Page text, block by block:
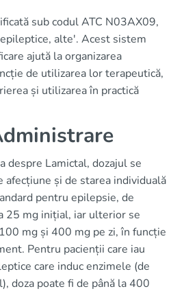
sub codul ATC N03AX09,
alte'. Acest sistem
ajută la organizarea
de utilizarea lor terapeutică,
și utilizarea în practică
despre Lamictal, dozajul se
afecțiune și de starea individuală
pentru epilepsie, de
25 mg inițial, iar ulterior se
mg și 400 mg pe zi, în funcție
Pentru pacienții care iau
care induc enzimele (de
doza poate fi de până la 400